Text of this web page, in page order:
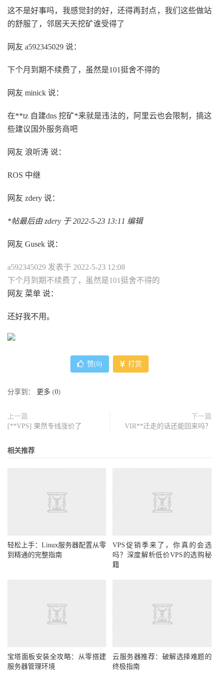
这不是好事吗，我感觉封的好，还得再封点，我们这些做站
的舒服了，邻居天天挖矿谁受得了
网友 a592345029 说：
下个月到期不续费了，虽然是101挺舍不得的
网友 minick 说：
在**tz 自建dns 挖矿*来就是违法的，阿里云也会限制，搞这
些建议国外服务商吧
网友 浪听涛 说：
ROS 中继
网友 zdery 说：
*帖最后由 zdery 于 2022-5-23 13:11 编辑
网友 Gusek 说：
a592345029 发表于 2022-5-23 12:08
下个月到期不续费了，虽然是101挺舍不得的
网友 菜单 说：
还好我不用。
赞(0) 打赏
分享到： 更多 (0)
上一篇
[**VPS] 果然专线涨价了
下一篇
VIR**迁走的话还能回来吗？
相关推荐
轻松上手：Linux服务器配置从零
到精通的完整指南
VPS促销季来了，你真的会选
吗？深度解析低价VPS的选购秘
籍
宝塔面板安装全攻略：从零搭建
服务器管理环境
云服务器推荐：破解选择难题的
终极指南